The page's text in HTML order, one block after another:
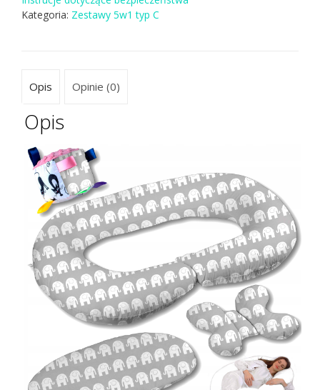
Kategoria: Zestawy 5w1 typ C
Opis Opinie (0)
Opis